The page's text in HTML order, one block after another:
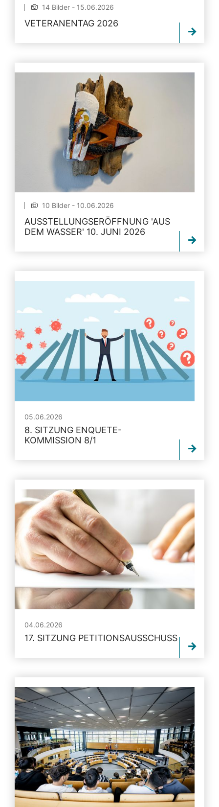
14 Bilder - 15.06.2026
VETERANENTAG 2026
10 Bilder - 10.06.2026
AUSSTELLUNGSERÖFFNUNG 'AUS
DEM WASSER' 10. JUNI 2026
05.06.2026
8. SITZUNG ENQUETE-
KOMMISSION 8/1
04.06.2026
17. SITZUNG PETITIONSAUSSCHUSS